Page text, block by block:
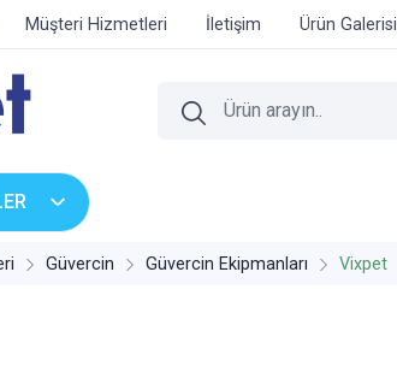
Müşteri Hizmetleri İletişim Ürün Galerisi
Güvercin Güvercin Ekipmanları Vixpet